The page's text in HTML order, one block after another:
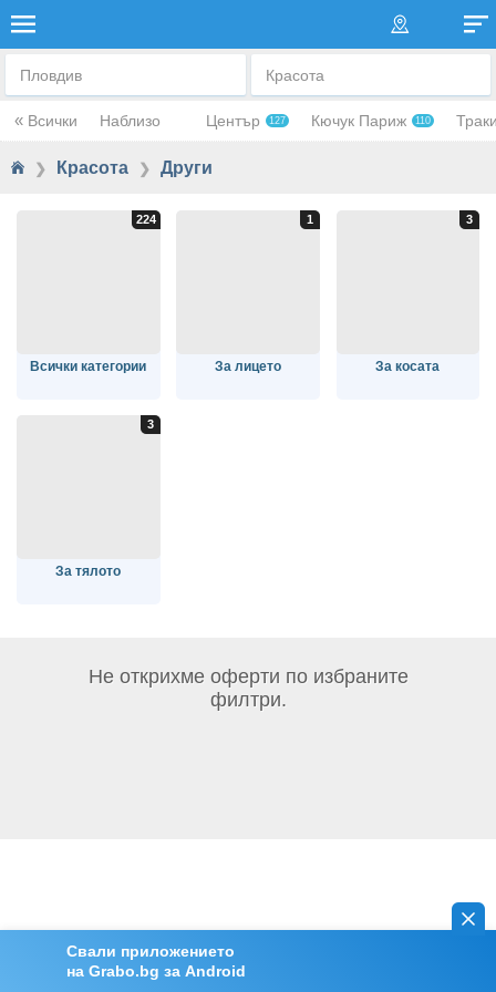
Пловдив Красота
« Всички Наблизо Център 127 Кючук Париж 110
❯ Красота ❯ Други
Всички категории За лицето За косата
За тялото
Свали приложението
на Grabo.bg за Android
Не открихме оферти по избраните
филтри.